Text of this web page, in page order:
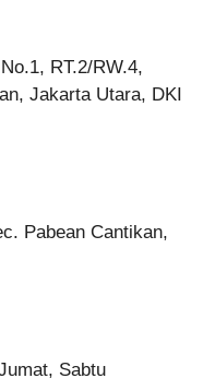
RT.2/RW.4,
Jakarta Utara, DKI
Pabean Cantikan,
Sabtu